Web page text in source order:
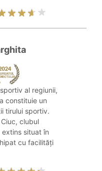
al regiunii,
constituie un
tirului sportiv.
clubul
situat în
cu facilități